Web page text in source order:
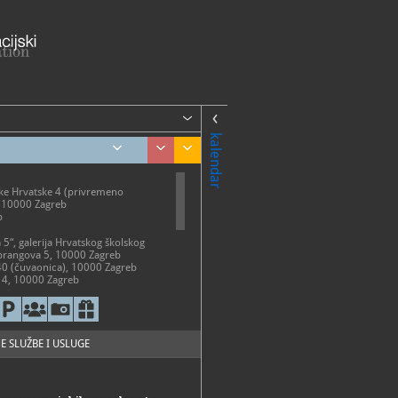
kalendar
Hrvatske 4 (privremeno
Zagreb
5“, galerija Hrvatskog školskog
5, 10000 Zagreb
(čuvaonica), 10000 Zagreb
4, 10000 Zagreb
(izložena Pariška soba)
ZA POSJETITELJE
716
www.hsmuzej.hr/
SLUŽBE I USLUGE